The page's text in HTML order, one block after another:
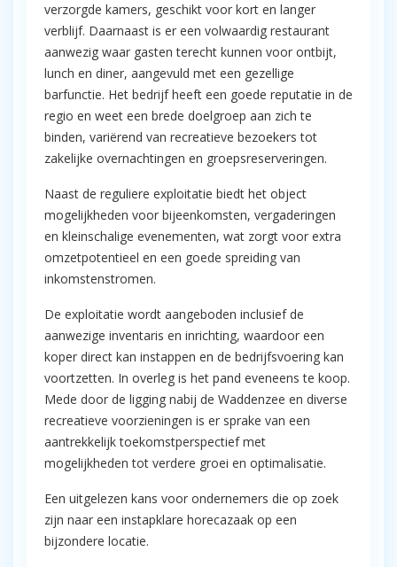
verzorgde kamers, geschikt voor kort en langer
verblijf. Daarnaast is er een volwaardig restaurant
aanwezig waar gasten terecht kunnen voor ontbijt,
lunch en diner, aangevuld met een gezellige
barfunctie. Het bedrijf heeft een goede reputatie in de
regio en weet een brede doelgroep aan zich te
binden, variërend van recreatieve bezoekers tot
zakelijke overnachtingen en groepsreserveringen.
Naast de reguliere exploitatie biedt het object
mogelijkheden voor bijeenkomsten, vergaderingen
en kleinschalige evenementen, wat zorgt voor extra
omzetpotentieel en een goede spreiding van
inkomstenstromen.
De exploitatie wordt aangeboden inclusief de
aanwezige inventaris en inrichting, waardoor een
koper direct kan instappen en de bedrijfsvoering kan
voortzetten. In overleg is het pand eveneens te koop.
Mede door de ligging nabij de Waddenzee en diverse
recreatieve voorzieningen is er sprake van een
aantrekkelijk toekomstperspectief met
mogelijkheden tot verdere groei en optimalisatie.
Een uitgelezen kans voor ondernemers die op zoek
zijn naar een instapklare horecazaak op een
bijzondere locatie.